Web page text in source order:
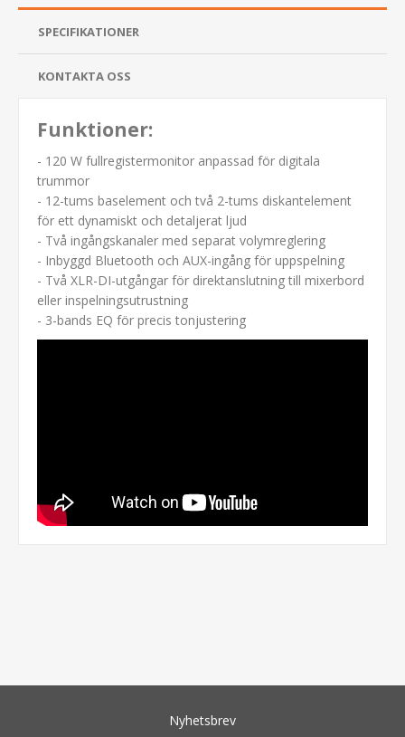
SPECIFIKATIONER
KONTAKTA OSS
Funktioner:
- 120 W fullregistermonitor anpassad för digitala
trummor
- 12-tums baselement och två 2-tums diskantelement
för ett dynamiskt och detaljerat ljud
- Två ingångskanaler med separat volymreglering
- Inbyggd Bluetooth och AUX-ingång för uppspelning
- Två XLR-DI-utgångar för direktanslutning till mixerbord
eller inspelningsutrustning
- 3-bands EQ för precis tonjustering
Nyhetsbrev